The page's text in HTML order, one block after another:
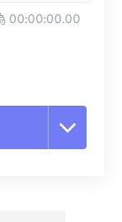
00:00:00.00